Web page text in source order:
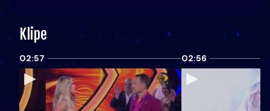
Klipe
02:57 02:56